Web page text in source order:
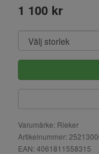
1 100 kr
Varumärke: Rieker
Artikelnummer:
EAN: 4061811558315